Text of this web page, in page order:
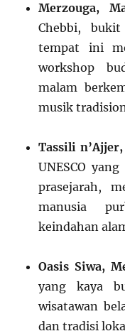
Merzouga,
Chebbi,
tempat ini
workshop
malam
musik
Tassili
UNESCO
prasejarah,
manusia
keindahan
Oasis Siwa,
yang kaya
wisatawan
dan tradisi